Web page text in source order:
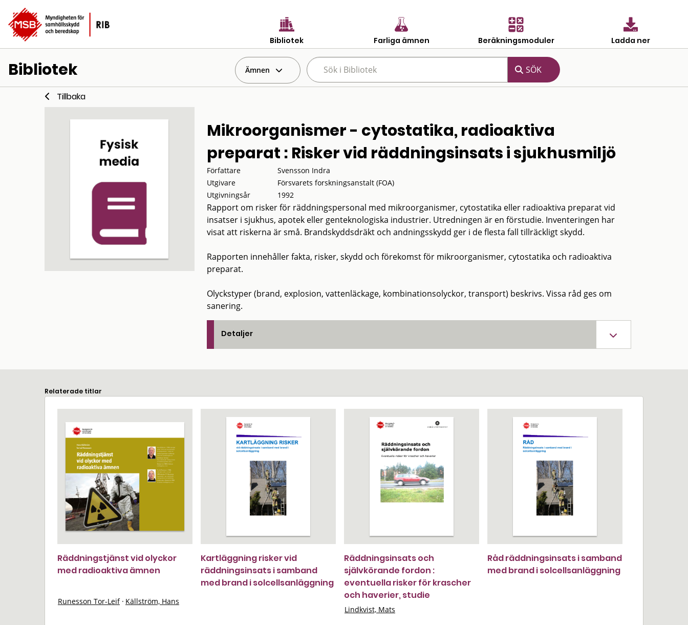
Bibliotek Farliga ämnen Beräkningsmoduler Ladda ner
Bibliotek Ämnen
Tillbaka
Mikroorganismer - cytostatika, radioaktiva
preparat : Risker vid räddningsinsats i sjukhusmiljö
Författare
Svensson Indra
Utgivare
Försvarets forskningsanstalt (FOA)
Utgivningsår
1992
Rapport om risker för räddningspersonal med mikroorganismer, cytostatika eller radioaktiva preparat vid
insatser i sjukhus, apotek eller genteknologiska industrier. Utredningen är en förstudie. Inventeringen har
visat att riskerna är små. Brandskyddsdräkt och andningsskydd ger i de flesta fall tillräckligt skydd.
Rapporten innehåller fakta, risker, skydd och förekomst för mikroorganismer, cytostatika och radioaktiva
preparat.
Olyckstyper (brand, explosion, vattenläckage, kombinationsolyckor, transport) beskrivs. Vissa råd ges om
sanering.
Detaljer
Relaterade titlar
Räddningstjänst vid olyckor
med radioaktiva ämnen
Runesson Tor-Leif · Källström, Hans
Kartläggning risker vid
räddningsinsats i samband
med brand i solcellsanläggning
Räddningsinsats och
självkörande fordon :
eventuella risker för krascher
och haverier, studie
Lindkvist, Mats
Råd räddningsinsats i samband
med brand i solcellsanläggning